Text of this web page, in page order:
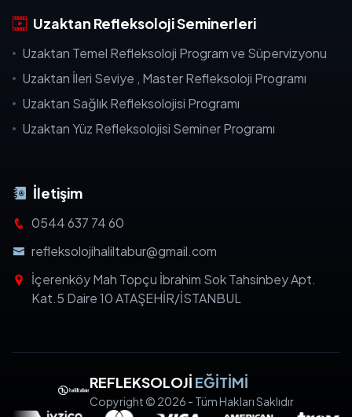
Uzaktan Refleksoloji Seminerleri
Uzaktan Temel Refleksoloji Program ve Süpervizyonu
Uzaktan İleri Seviye , Master Refleksoloji Programı
Uzaktan Sağlık Refleksolojisi Programı
Uzaktan Yüz Refleksolojisi Seminer Programı
İletişim
0544 637 74 60
refleksolojihaliltabur@gmail.com
İçerenköy Mah Topçu İbrahim Sok Tahsinbey Apt.
Kat.5 Daire 10 ATAŞEHİR/İSTANBUL
REFLEKSOLOJİ EĞİTİMİ
Copyright © 2026 - Tüm Hakları Saklıdır